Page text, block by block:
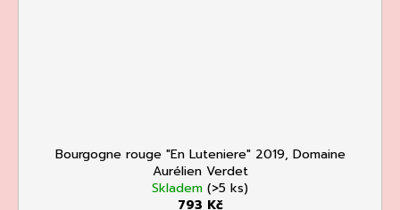
Bourgogne rouge "En Luteniere" 2019, Domaine
Aurélien Verdet
Skladem (>5 ks)
793 Kč